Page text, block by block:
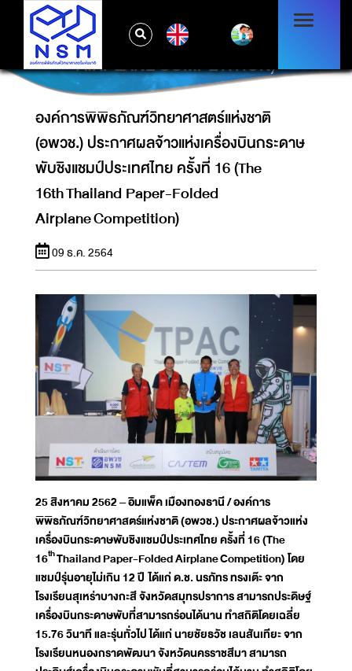
ประกาศผลจ้าวแห่งเครื่องบินกระดาษพับชิงแชมป์
ประเทศไทย ครั้งที่ 16 (THE 16TH THAILAND
PAPER-FOLDED
AIRPLANE COMPETITION)
องค์การพิพิธภัณฑ์วิทยาศาสตร์แห่งชาติ
(อพวช.) ประกาศผลจ้าวแห่งเครื่องบินกระดาษ
พับชิงแชมป์ประเทศไทย ครั้งที่ 16 (The
16th Thailand Paper-Folded
Airplane Competition)
09 ธ.ค. 2564
25 สิงหาคม 2562 – อิมแพ็ค เมืองทองธานี / องค์การ
พิพิธภัณฑ์วิทยาศาสตร์แห่งชาติ (อพวช.) ประกาศผลจ้าวแห่ง
เครื่องบินกระดาษพับชิงแชมป์ประเทศไทย ครั้งที่ 16 (The
16thThailand Paper-Folded AirplaneCompetition) โดย
แชมป์รุ่นอายุไม่เกิน 12 ปี ได้แก่ ด.ช. นรภัทร ทรงเต๊ะ จาก
โรงเรียนสุเหร่าบางกะสี จังหวัดสมุทรปราการ สามารถประดิษฐ์
เครื่องบินกระดาษพับที่สามารถร่อนได้นาน ทำสถิติโดยเฉลี่ย
15.76 วินาที และรุ่นทั่วไป ได้แก่ นายชัยธวัช เลนสันเทียะ จาก
โรงเรียนหนองกราดพัฒนา จังหวัดนครราชสีมา สามารถ